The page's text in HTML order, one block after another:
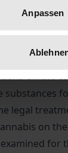
Anpassen
examines
on the
substances
legal
on
for